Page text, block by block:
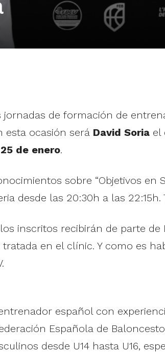
de formación de
esta ocasión será David Soriael
25 de enero.
sobre “Objetivos en
desde las 20:30h a las
inscritos recibirán de parte
en el clínic. Y como es
español con
Española de
desde U14 hasta U16,